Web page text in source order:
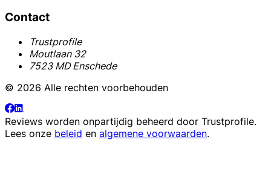
Contact
Trustprofile
Moutlaan 32
7523 MD Enschede
© 2026 Alle rechten voorbehouden
Reviews worden onpartijdig beheerd door Trustprofile.
Lees onze beleid en algemene voorwaarden.